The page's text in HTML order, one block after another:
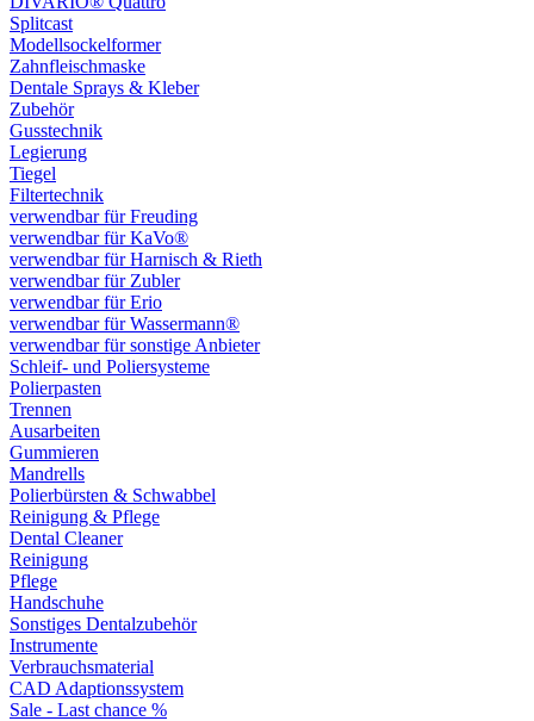
Splitcast
Modellsockelformer
Zahnfleischmaske
Dentale Sprays & Kleber
Zubehör
Gusstechnik
Legierung
Tiegel
Filtertechnik
verwendbar für Freuding
verwendbar für KaVo®
verwendbar für Harnisch & Rieth
verwendbar für Zubler
verwendbar für Erio
verwendbar für Wassermann®
verwendbar für sonstige Anbieter
Schleif- und Poliersysteme
Polierpasten
Trennen
Ausarbeiten
Gummieren
Mandrells
Polierbürsten & Schwabbel
Reinigung & Pflege
Dental Cleaner
Reinigung
Pflege
Handschuhe
Sonstiges Dentalzubehör
Instrumente
Verbrauchsmaterial
CAD Adaptionssystem
Sale - Last chance %